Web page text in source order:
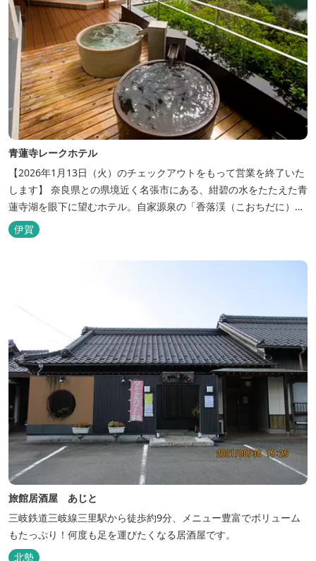
青蓮寺レークホテル
【2026年1月13日（火）のチェックアウトをもって営業を終了いた
します】 奈良県との県境近く名張市にある、紺碧の水をたたえた青
蓮寺湖を眼下に望むホテル。自家源泉の「香落渓（こおちだに）温
泉」は天然アルカリ泉。露天風呂から眺める湖は、遮るものがな
く、絶景と評判です。
伊賀
旅館居酒屋 あじと
三岐鉄道三岐線三里駅から徒歩約9分、メニュー豊富でボリューム
もたっぷり！何度も足を運びたくなる居酒屋です。
北勢